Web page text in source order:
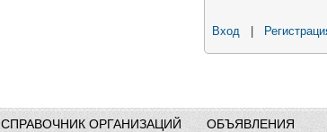
Вход
СПРАВОЧНИК ОРГАНИЗАЦИЙ ОБЪЯВЛЕНИЯ